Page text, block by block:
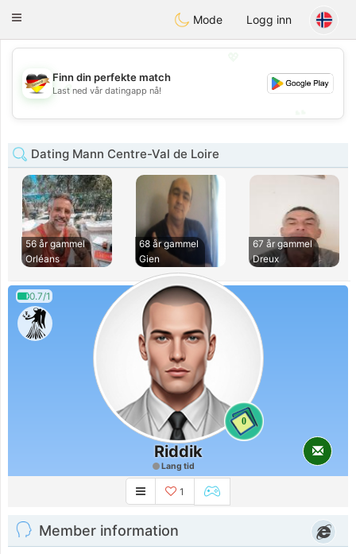
Deutsch Dating
Toggle
Mode Logg inn
💖
💕
Finn din perfekte match
Last ned vår datingapp nå!
Dating Mann Centre-Val de Loire
56 år gammel
Orléans
68 år gammel
Gien
67 år gammel
Dreux
0.7/1
0
Riddik
Lang tid
1
Member information